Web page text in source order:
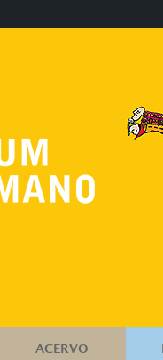
ACERVO